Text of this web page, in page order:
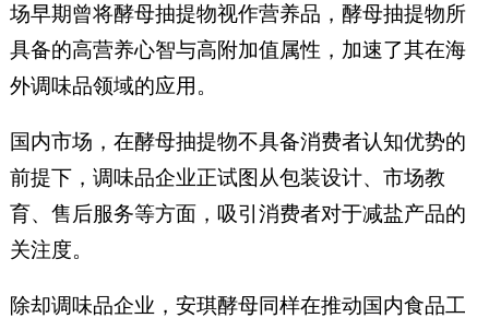
场早期曾将酵母抽提物视作营养品，酵母抽提物所
具备的高营养心智与高附加值属性，加速了其在海
外调味品领域的应用。
国内市场，在酵母抽提物不具备消费者认知优势的
前提下，调味品企业正试图从包装设计、市场教
育、售后服务等方面，吸引消费者对于减盐产品的
关注度。
除却调味品企业，安琪酵母同样在推动国内食品工